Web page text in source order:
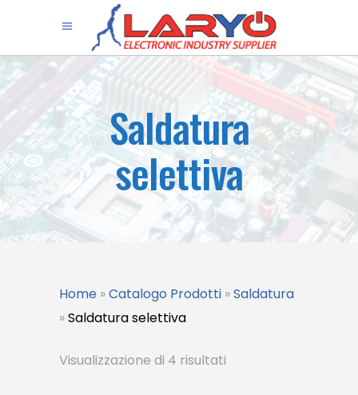
Saldatura
selettiva
Home »Catalogo Prodotti »Saldatura
»Saldatura selettiva
Visualizzazione di 4 risultati